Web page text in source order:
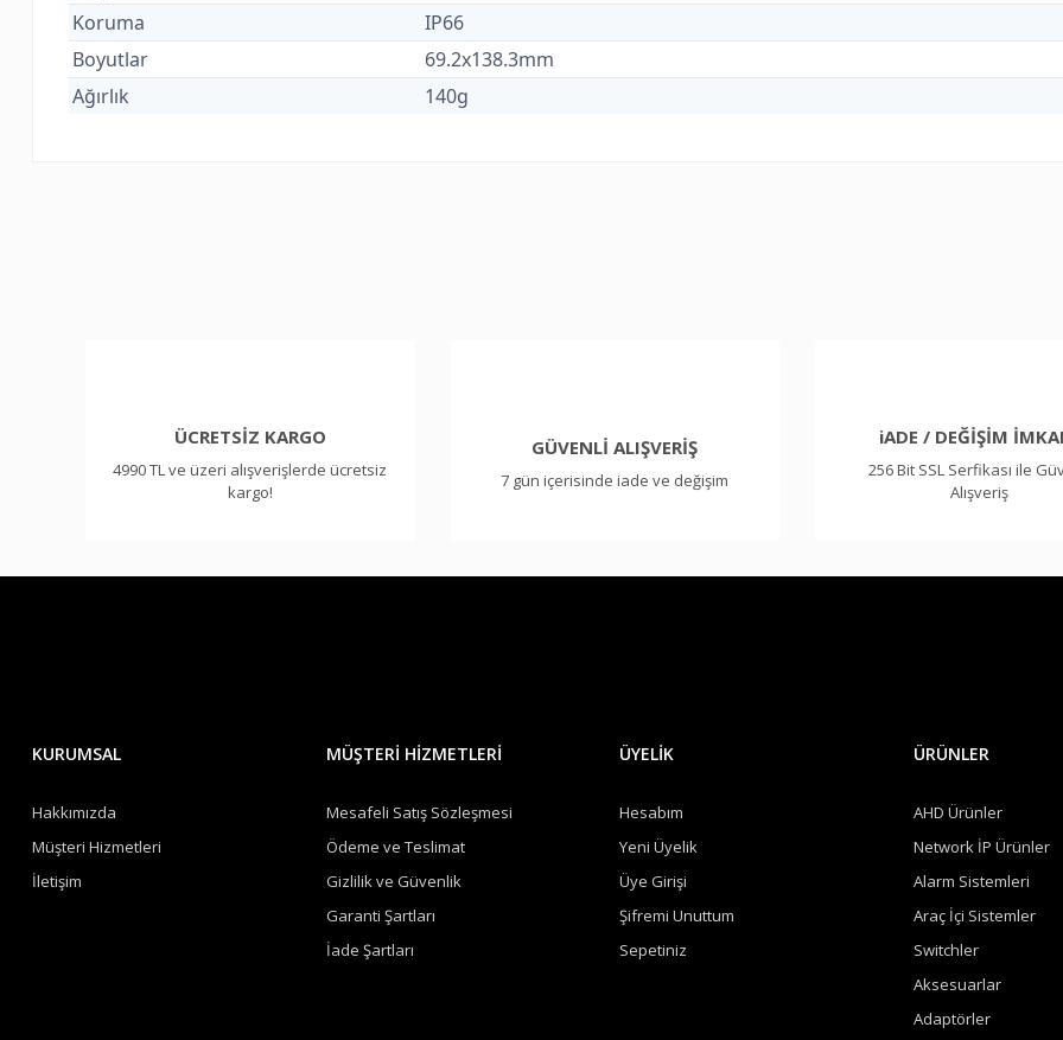
Koruma
IP66
Boyutlar
69.2x138.3mm
Ağırlık
140g
Bu ürüne benzer farklı alternatifler olmalı.
Gönder
ÜCRETSİZ KARGO
4990 TL ve üzeri alışverişlerde ücretsiz
kargo!
GÜVENLİ ALIŞVERİŞ
7 gün içerisinde iade ve değişim
iADE / DEĞİŞİM
256 Bit SSL Serfikası ile
Alışveriş
KURUMSAL
Hakkımızda
Müşteri Hizmetleri
İletişim
MÜŞTERİ HİZMETLERİ
Mesafeli Satış Sözleşmesi
Ödeme ve Teslimat
Gizlilik ve Güvenlik
Garanti Şartları
İade Şartları
ÜYELİK
Hesabım
Yeni Üyelik
Üye Girişi
Şifremi Unuttum
Sepetiniz
ÜRÜNLER
AHD Ürünler
Network İP Ürünler
Alarm Sistemleri
Araç İçi Sistemler
Switchler
Aksesuarlar
Adaptörler